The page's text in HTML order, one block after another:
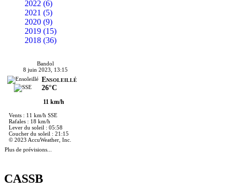
2022 (6)
2021 (5)
2020 (9)
2019 (15)
2018 (36)
Bandol
8 juin 2023, 13:15
Ensoleillé
26°C
11 km/h
Vents : 11 km/h SSE
Rafales : 18 km/h
Lever du soleil : 05:58
Coucher du soleil : 21:15
© 2023 AccuWeather, Inc.
Plus de prévisions...
CASSB